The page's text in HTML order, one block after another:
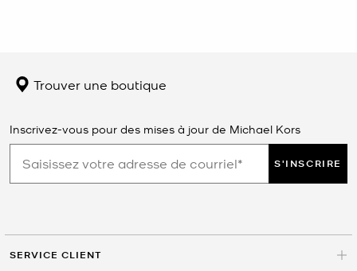
Trouver une boutique
Inscrivez-vous pour des mises à jour de Michael Kors
S'INSCRIRE
SERVICE CLIENT